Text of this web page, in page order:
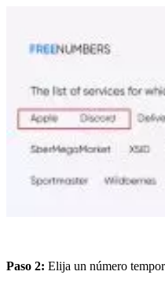
Paso 2: Elija un número